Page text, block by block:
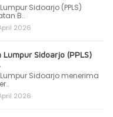
Sidoarjo (PPLS)
B..
2026
Sidoarjo (PPLS)
Sidoarjo menerima
2026